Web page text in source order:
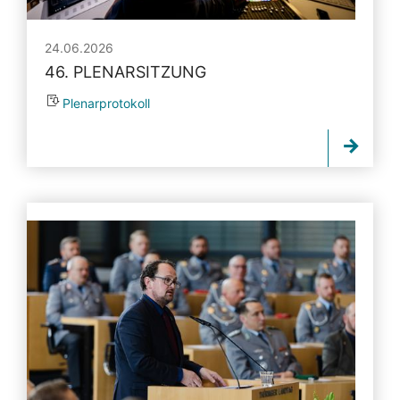
24.06.2026
46. PLENARSITZUNG
Plenarprotokoll